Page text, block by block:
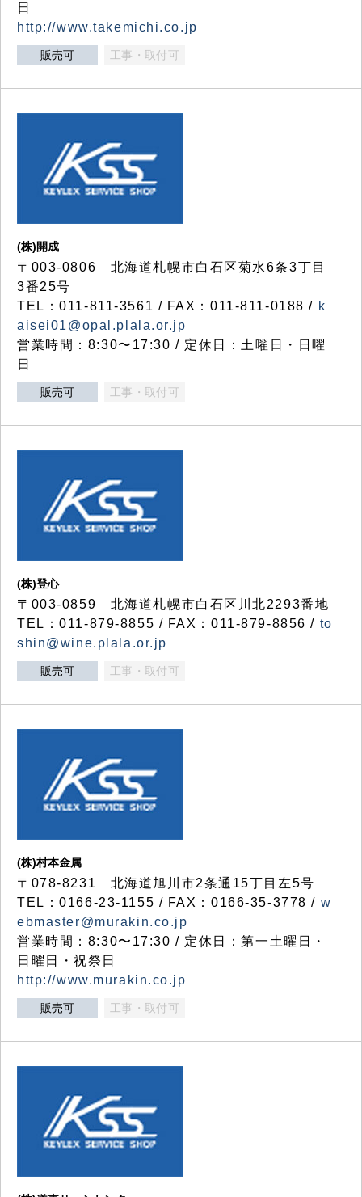
日
http://www.takemichi.co.jp
販売可 工事・取付可
(株)開成
〒003-0806 北海道札幌市白石区菊水6条3丁目
3番25号
TEL：011-811-3561 / FAX：011-811-0188 / k
aisei01@opal.plala.or.jp
営業時間：8:30〜17:30 / 定休日：土曜日・日曜
日
販売可 工事・取付可
(株)登心
〒003-0859 北海道札幌市白石区川北2293番地
TEL：011-879-8855 / FAX：011-879-8856 / to
shin@wine.plala.or.jp
販売可 工事・取付可
(株)村本金属
〒078-8231 北海道旭川市2条通15丁目左5号
TEL：0166-23-1155 / FAX：0166-35-3778 / w
ebmaster@murakin.co.jp
営業時間：8:30〜17:30 / 定休日：第一土曜日・
日曜日・祝祭日
http://www.murakin.co.jp
販売可 工事・取付可